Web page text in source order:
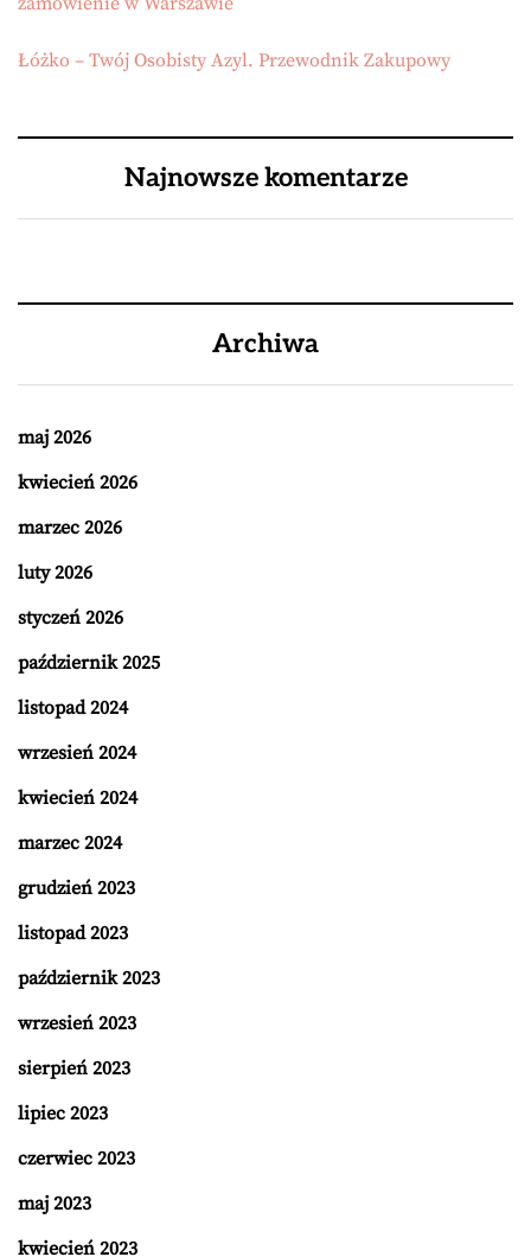
Łóżko – Twój Osobisty Azyl. Przewodnik Zakupowy
Najnowsze komentarze
Archiwa
maj 2026
kwiecień 2026
marzec 2026
luty 2026
styczeń 2026
październik 2025
listopad 2024
wrzesień 2024
kwiecień 2024
marzec 2024
grudzień 2023
listopad 2023
październik 2023
wrzesień 2023
sierpień 2023
lipiec 2023
czerwiec 2023
maj 2023
kwiecień 2023